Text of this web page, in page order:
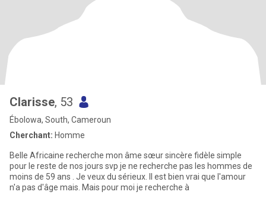
Clarisse, 53
Ébolowa, South, Cameroun
Cherchant: Homme
Belle Africaine recherche mon âme sœur sincère fidèle simple
pour le reste de nos jours svp je ne recherche pas les hommes de
moins de 59 ans . Je veux du sérieux. Il est bien vrai que l'amour
n'a pas d'âge mais. Mais pour moi je recherche à